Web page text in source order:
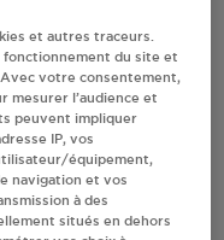
et autres traceurs.
du site et
votre consentement,
mesurer l’audience et
peuvent impliquer
IP, vos
équipement,
navigation et vos
à des
situés en dehors